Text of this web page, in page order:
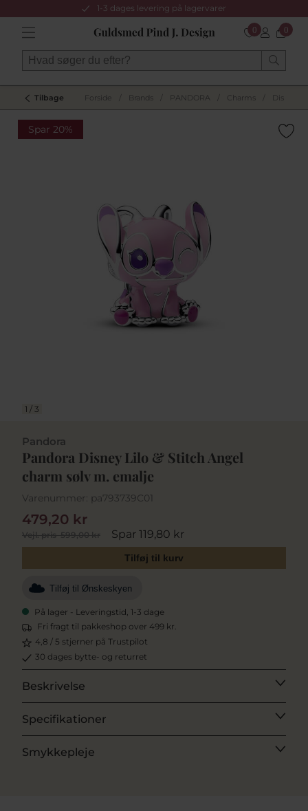
1-3 dages levering på lagervarer
0 0
Tilbage Forside Brands PANDORA Charms Disney
Spar 20%
1 / 3
Pandora
Pandora Disney Lilo & Stitch Angel
charm sølv m. emalje
Varenummer: pa793739C01
Vejl. pris599,00 kr Spar 119,80 kr
479,20 kr
Tilføj til kurv
Tilføj til Ønskeskyen
På lager - Leveringstid, 1-3 dage
Fri fragt til pakkeshop over 499 kr.
4,8 / 5 stjerner på Trustpilot
30 dages bytte- og returret
Beskrivelse
Specifikationer
Smykkepleje